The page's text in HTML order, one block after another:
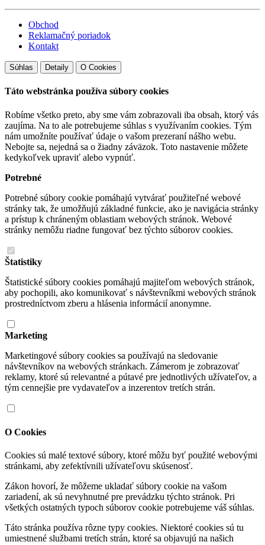
Obchod
Reklamačný poriadok
Kontakt
Súhlas Detaily O Cookies
Táto webstránka používa súbory cookies
Robíme všetko preto, aby sme vám zobrazovali iba obsah, ktorý vás
zaujíma. Na to ale potrebujeme súhlas s využívaním cookies. Tým
nám umožníte používať údaje o vašom prezeraní nášho webu.
Nebojte sa, nejedná sa o žiadny záväzok. Toto nastavenie môžete
kedykoľvek upraviť alebo vypnúť.
Potrebné
Potrebné súbory cookie pomáhajú vytvárať použiteľné webové
stránky tak, že umožňujú základné funkcie, ako je navigácia stránky
a prístup k chráneným oblastiam webových stránok. Webové
stránky nemôžu riadne fungovať bez týchto súborov cookies.
Štatistiky
Štatistické súbory cookies pomáhajú majiteľom webových stránok,
aby pochopili, ako komunikovať s návštevníkmi webových stránok
prostredníctvom zberu a hlásenia informácií anonymne.
Marketing
Marketingové súbory cookies sa používajú na sledovanie
návštevníkov na webových stránkach. Zámerom je zobrazovať
reklamy, ktoré sú relevantné a pútavé pre jednotlivých užívateľov, a
tým cennejšie pre vydavateľov a inzerentov tretích strán.
O Cookies
Cookies sú malé textové súbory, ktoré môžu byť použité webovými
stránkami, aby zefektívnili užívateľovu skúsenosť.
Zákon hovorí, že môžeme ukladať súbory cookie na vašom
zariadení, ak sú nevyhnutné pre prevádzku týchto stránok. Pri
všetkých ostatných typoch súborov cookie potrebujeme váš súhlas.
Táto stránka používa rôzne typy cookies. Niektoré cookies sú tu
umiestnené službami tretích strán, ktoré sa objavujú na našich